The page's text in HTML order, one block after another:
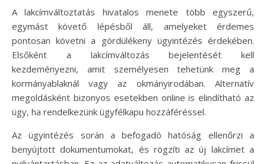
A lakcímváltoztatás hivatalos menete több egyszerű,
egymást követő lépésből áll, amelyeket érdemes
pontosan követni a gördülékeny ügyintézés érdekében.
Elsőként a lakcímváltozás bejelentését kell
kezdeményezni, amit személyesen tehetünk meg a
kormányablaknál vagy az okmányirodában. Alternatív
megoldásként bizonyos esetekben online is elindítható az
ügy, ha rendelkezünk ügyfélkapu hozzáféréssel.
Az ügyintézés során a befogadó hatóság ellenőrzi a
benyújtott dokumentumokat, és rögzíti az új lakcímet a